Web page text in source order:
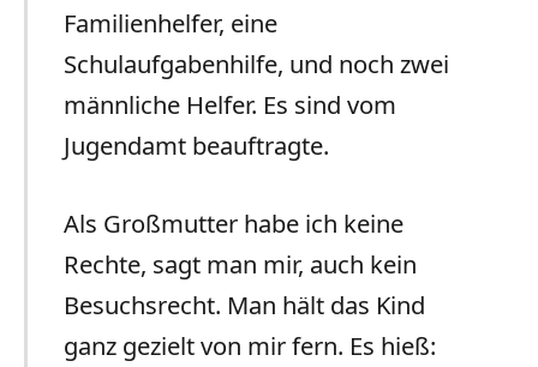
Familienhelfer, eine
Schulaufgabenhilfe, und noch zwei
männliche Helfer. Es sind vom
Jugendamt beauftragte.
Als Großmutter habe ich keine
Rechte, sagt man mir, auch kein
Besuchsrecht. Man hält das Kind
ganz gezielt von mir fern. Es hieß: